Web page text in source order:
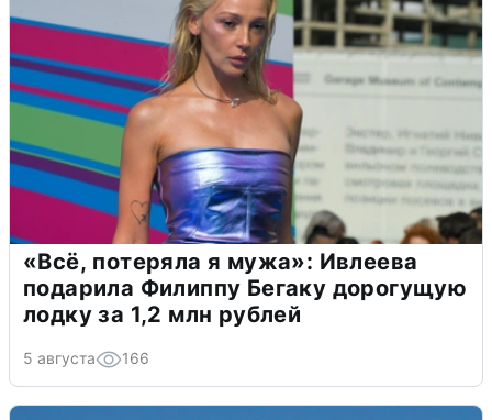
«Всё, потеряла я мужа»: Ивлеева
подарила Филиппу Бегаку дорогущую
лодку за 1,2 млн рублей
5 августа 166